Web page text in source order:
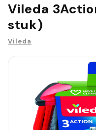
Vileda
stuk)
Vileda